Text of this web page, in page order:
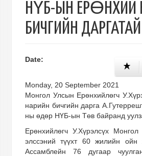
НҮБ-ЫН ЕРӨНХИЙ
БИЧГИЙН
Date:
Monday, 20 September 2021
Монгол Улсын Ерөнхийлөгч
нарийн бичгийн дарга
ны өдөр НҮБ-ын Төв байранд
Ерөнхийлөгч У.Хүрэлсүх
элссэний түүхт 60 жилийн
Ассамблейн 76 дугаар